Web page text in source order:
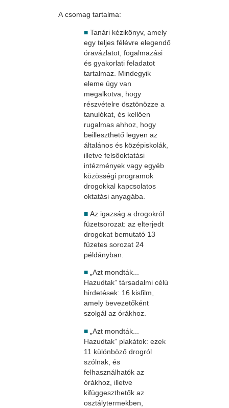
A csomag tartalma:
■ Tanári kézikönyv, amely
egy teljes félévre elegendő
óravázlatot, fogalmazási
és gyakorlati feladatot
tartalmaz. Mindegyik
eleme úgy van
megalkotva, hogy
részvételre ösztönözze a
tanulókat, és kellően
rugalmas ahhoz, hogy
beilleszthető legyen az
általános és középiskolák,
illetve felsőoktatási
intézmények vagy egyéb
közösségi programok
drogokkal kapcsolatos
oktatási anyagába.
■ Az igazság a drogokról
füzetsorozat: az elterjedt
drogokat bemutató 13
füzetes sorozat 24
példányban.
■ „Azt mondták...
Hazudtak” társadalmi célú
hirdetések: 16 kisfilm,
amely bevezetőként
szolgál az órákhoz.
■ „Azt mondták...
Hazudtak” plakátok: ezek
11 különböző drogról
szólnak, és
felhasználhatók az
órákhoz, illetve
kifüggeszthetők az
osztálytermekben,